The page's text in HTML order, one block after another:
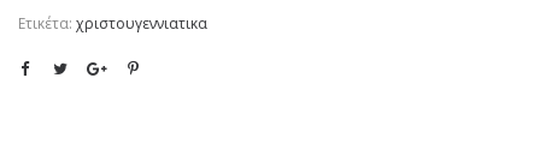
Ετικέτα: χριστουγεννιατικα